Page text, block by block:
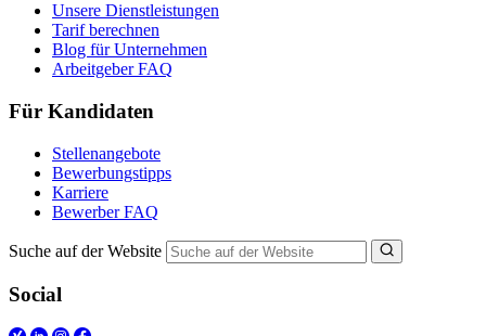
Unsere Dienstleistungen
Tarif berechnen
Blog für Unternehmen
Arbeitgeber FAQ
Für Kandidaten
Stellenangebote
Bewerbungstipps
Karriere
Bewerber FAQ
Suche auf der Website
Social